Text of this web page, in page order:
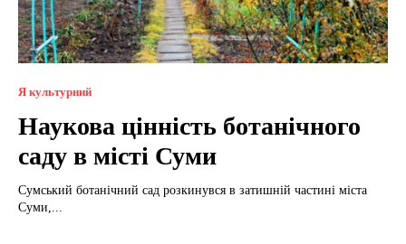
Я культурний
Наукова цінність ботанічного
саду в місті Суми
Сумський ботанічний сад розкинувся в затишній частині міста
Суми,...